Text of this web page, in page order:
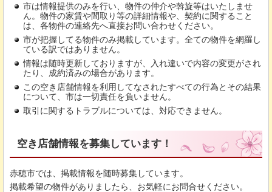
市は情報提供のみを行い、物件の仲介や斡旋等はいたしませ
ん。物件の家賃や間取り等の詳細情報や、契約に関すること
は、各物件の連絡先へ直接お問い合わせください。
市が把握してる物件のみ掲載しています。全ての物件を網羅し
ている訳ではありません。
情報は随時更新しておりますが、入れ違いで内容の変更がされ
たり、成約済みの場合があります。
この空き店舗情報を利用してなされたすべての行為とその結果
について、市は一切責任を負いません。
取引に関するトラブルについては、対応できません。
空き店舗情報を募集しています！
赤穂市では、掲載情報を随時募集しています。
掲載希望の物件がありましたら、お気軽にお問合せください。